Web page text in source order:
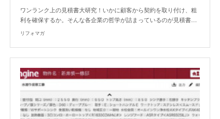
ワンランク上の見積書大研究！いかに顧客から契約を取り付け、粗
利を確保するか。そんな各企業の哲学が詰まっているのが見積書…
リフォマガ